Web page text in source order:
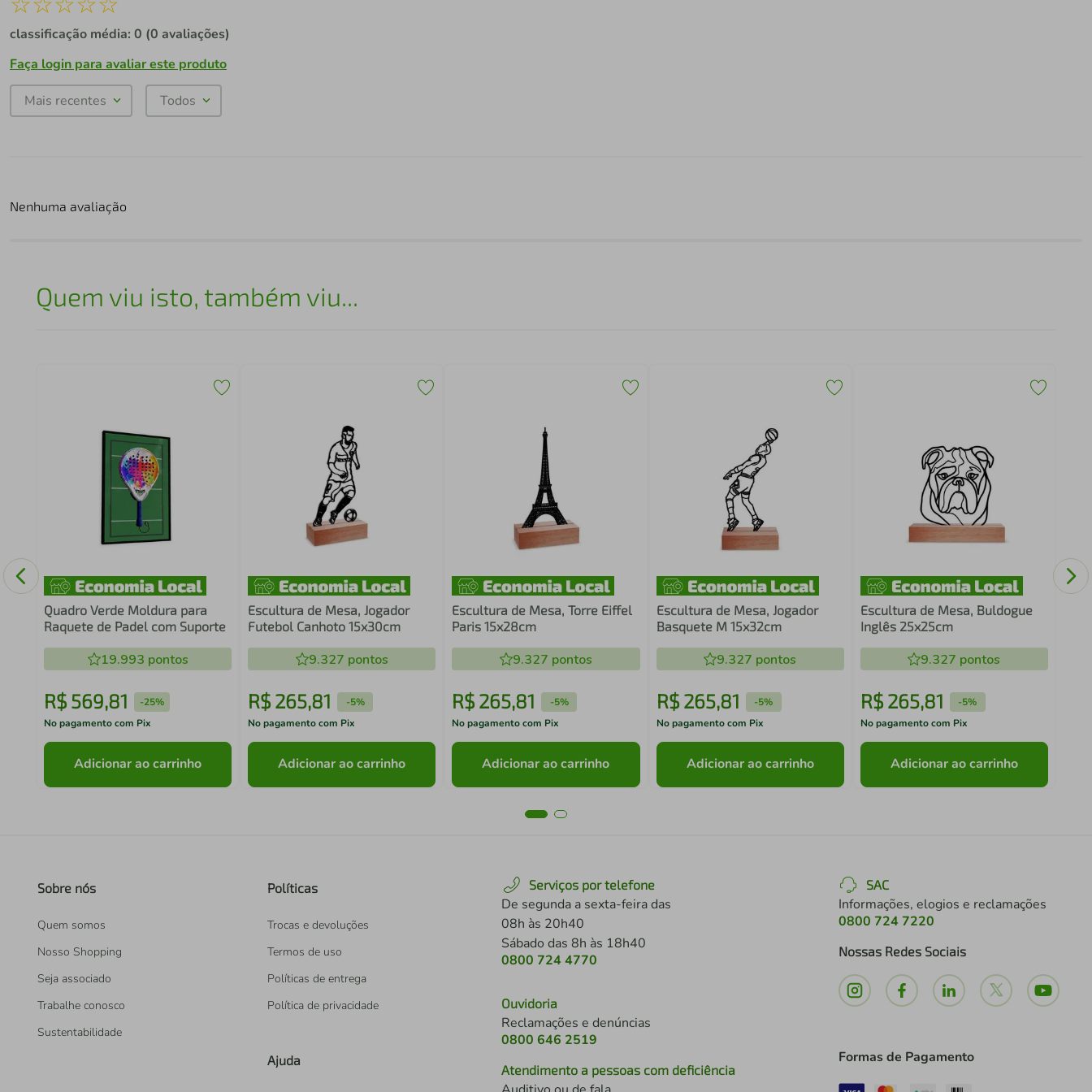
classificação média: 0 (0 avaliações)
Faça login para avaliar este produto
Mais recentes Todos
Nenhuma avaliação
Quem viu isto, também viu...
Quadro Verde Moldura para
Raquete de Padel com Suporte
19.993 pontos
R$ 569,81 -25%
No pagamento com Pix
Adicionar ao carrinho
Escultura de Mesa, Jogador
Futebol Canhoto 15x30cm
9.327 pontos
R$ 265,81 -5%
No pagamento com Pix
Adicionar ao carrinho
Escultura de Mesa, Torre Eiffel
Paris 15x28cm
9.327 pontos
R$265,81 -5%
No pagamento com Pix
Adicionar ao carrinho
Escultura de Mesa, Jogador
Basquete M 15x32cm
9.327 pontos
R$ 265,81 -5%
No pagamento com Pix
Adicionar ao carrinho
Escultura de Mesa, Buldogue
Inglês 25x25cm
9.327 pontos
R$ 265,81 -5%
No pagamento com Pix
Adicionar ao carrinho
Sobre nós
Quem somos
Nosso Shopping
Seja associado
Trabalhe conosco
Sustentabilidade
Políticas
Trocas e devoluções
Termos de uso
Políticas de entrega
Política de privacidade
Ajuda
Serviços por telefone
De segunda a sexta-feira das
08h às 20h40
Sábado das 8h às 18h40
0800 724 4770
Ouvidoria
Reclamações e denúncias
0800 646 2519
Atendimento a pessoas com deficiência
SAC
Informações, elogios e reclamações
0800 724 7220
Nossas Redes Sociais
Formas de Pagamento